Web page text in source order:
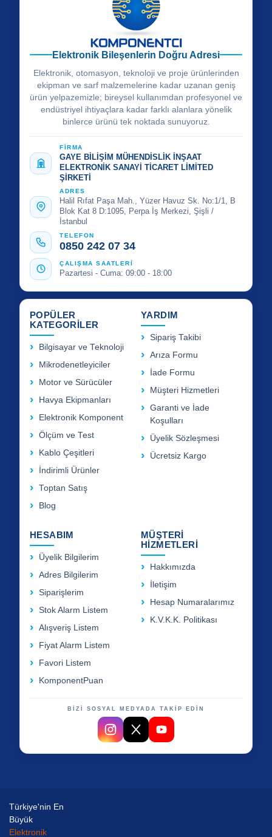
Elektronik Bileşenlerin Doğru Adresi
Elektronik, otomasyon, teknoloji ve proje ürünlerinden
ekipman ve sarf malzemelerine kadar uzanan geniş
ürün yelpazemizle; bireysel kullanımdan profesyonel ve
endüstriyel ihtiyaçlara kadar farklı alanlara yönelik
binlerce ürünü tek noktada sunuyoruz.
FİRMA
GAYE BİLİŞİM MÜHENDİSLİK İNŞAAT
ELEKTRONİK SANAYİ TİCARET LİMİTED
ŞİRKETİ
ADRES
Halil Rıfat Paşa Mah., Yüzer Havuz Sk. No:1/1, B
Blok Kat 8 D:1095, Perpa İş Merkezi, Şişli /
İstanbul
TELEFON
0850 242 07 34
ÇALIŞMA SAATLERİ
Pazartesi - Cuma: 09:00 - 18:00
POPÜLER
KATEGORİLER
Bilgisayar ve Teknoloji
Mikrodenetleyiciler
Motor ve Sürücüler
Havya Ekipmanları
Elektronik Komponent
Ölçüm ve Test
Kablo Çeşitleri
İndirimli Ürünler
Toptan Satış
Blog
YARDIM
Sipariş Takibi
Arıza Formu
İade Formu
Müşteri Hizmetleri
Garanti ve İade
Koşulları
Üyelik Sözleşmesi
Ücretsiz Kargo
HESABIM
Üyelik Bilgilerim
Adres Bilgilerim
Siparişlerim
Stok Alarm Listem
Alışveriş Listem
Fiyat Alarm Listem
Favori Listem
KomponentPuan
MÜŞTERİ
HİZMETLERİ
Hakkımızda
İletişim
Hesap Numaralarımız
K.V.K.K. Politikası
BİZİ SOSYAL MEDYADA TAKİP EDİN
Türkiye'nin En
Büyük
Elektronik